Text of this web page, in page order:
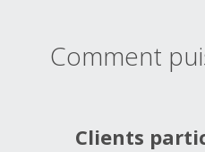
Comment
Clients